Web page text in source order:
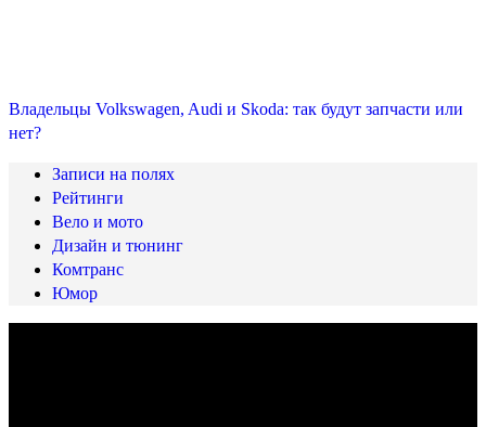
Владельцы Volkswagen, Audi и Skoda: так будут запчасти или
нет?
Записи на полях
Рейтинги
Вело и мото
Дизайн и тюнинг
Комтранс
Юмор